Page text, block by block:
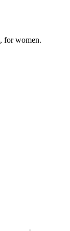
for women.